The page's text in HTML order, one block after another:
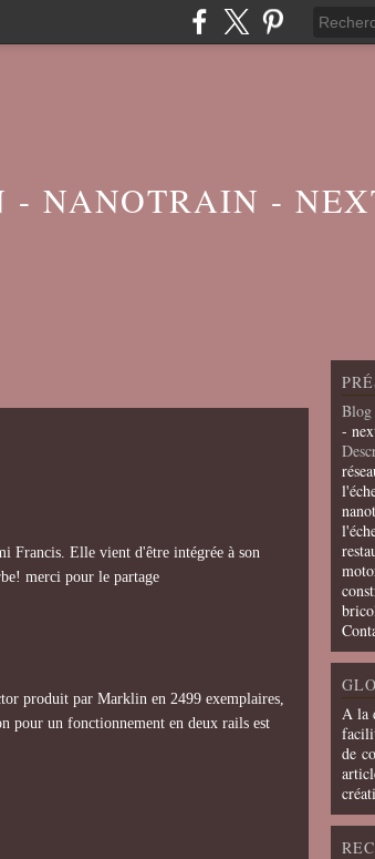
- NANOTRAIN -
Francis. Elle vient d'être intégrée à son
merci pour le partage
produit par Marklin en 2499 exemplaires,
pour un fonctionnement en deux rails est
Blog
-
A la
de